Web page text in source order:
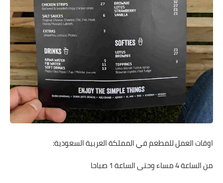
اوقات العمل للمطعم في المملكة العربية السعودية:
من الساعة 4 مساء وحتى الساعة 1 صباحا